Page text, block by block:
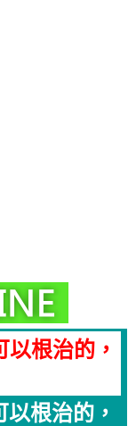
根治的，
根治的，